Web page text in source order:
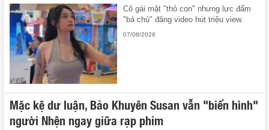
Cô gái mặt "thỏ con" nhưng lực đấm
"bá chủ" đăng video hút triệu view.
07/08/2026
Mặc kệ dư luận, Bảo Khuyên Susan vẫn "biến hình"
người Nhện ngay giữa rạp phim